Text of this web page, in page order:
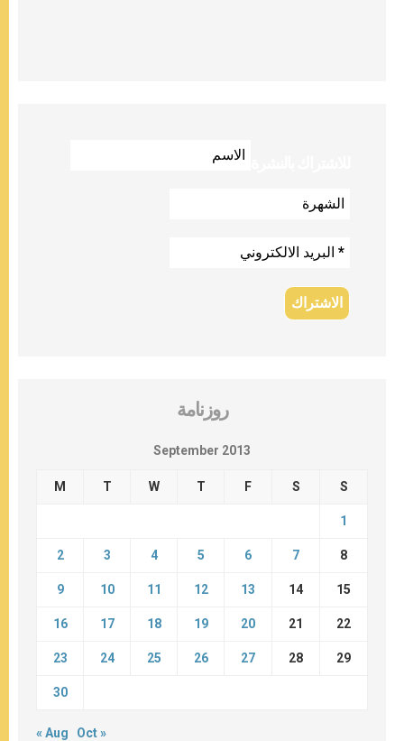
روزنامة
September 2013
M T W T F S S
1
2 3 4 5 6 7 8
9 10 11 12 13 14 15
16 17 18 19 20 21 22
23 24 25 26 27 28 29
30
« Aug Oct »